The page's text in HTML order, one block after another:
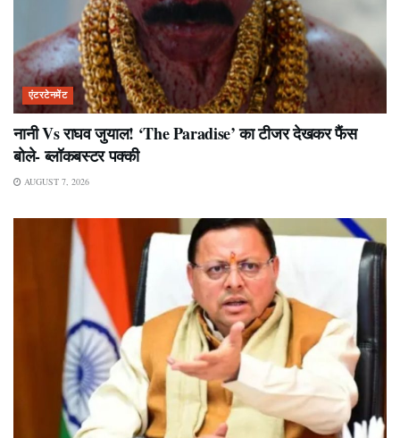
एंटरटेनमेंट
नानी Vs राघव जुयाल! ‘The Paradise’ का टीजर देखकर फैंस
बोले- ब्लॉकबस्टर पक्की
AUGUST 7, 2026